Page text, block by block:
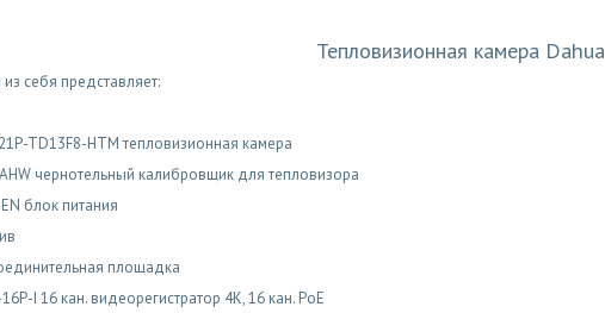
Тепловизионная камера Dahua
себя представляет:
TD13F8-HTM тепловизионная камера
чернотельный калибровщик для тепловизора
блок питания
площадка
I 16 кан. видеорегистратор 4К, 16 кан. PoE